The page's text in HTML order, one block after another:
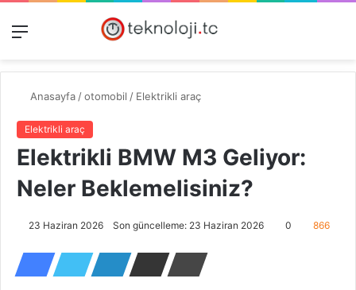
Kayıt
Anasayfa /otomobil / Elektrikli araç
Elektrikli araç
Elektrikli BMW M3 Geliyor:
Neler Beklemelisiniz?
23 Haziran 2026 Son güncelleme: 23 Haziran 2026 0 866